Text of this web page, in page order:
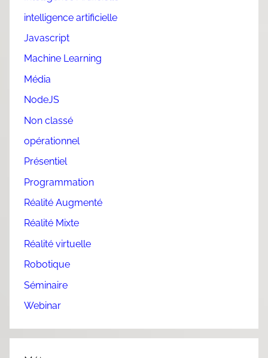
intelligence artificielle
Javascript
Machine Learning
Média
NodeJS
Non classé
opérationnel
Présentiel
Programmation
Réalité Augmenté
Réalité Mixte
Réalité virtuelle
Robotique
Séminaire
Webinar